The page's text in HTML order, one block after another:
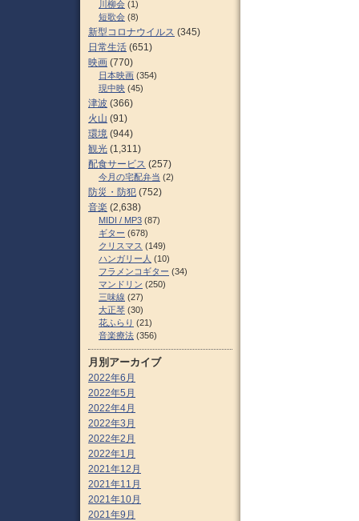
川柳会 (1)
短歌会 (8)
新型コロナウイルス (345)
日常生活 (651)
映画 (770)
日本映画 (354)
現中映 (45)
津波 (366)
火山 (91)
環境 (944)
観光 (1,311)
配食サービス (257)
今月の宅配弁当 (2)
防災・防犯 (752)
音楽 (2,638)
MIDI / MP3 (87)
ギター (678)
クリスマス (149)
ハンガリー人 (10)
フラメンコギター (34)
マンドリン (250)
三味線 (27)
大正琴 (30)
花ふらり (21)
音楽療法 (356)
月別アーカイブ
2022年6月
2022年5月
2022年4月
2022年3月
2022年2月
2022年1月
2021年12月
2021年11月
2021年10月
2021年9月